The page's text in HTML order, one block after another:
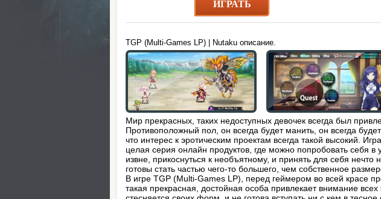
ИГРАТЬ
TGP (Multi-Games LP) | Nutaku описание.
Мир прекрасных, таких недоступных девочек всегда был
Противоположный пол, он всегда будет манить, он всегда
что интерес к эротическим проектам всегда такой высокий.
целая серия онлайн продуктов, где можно попробовать себя в
извне, прикоснуться к необъятному, и принять для себя нечто
готовы стать частью чего-то большего, чем собственное
В игре TGP (Multi-Games LP), перед геймером во всей красе
такая прекрасная, достойная особа привлекает внимание всех